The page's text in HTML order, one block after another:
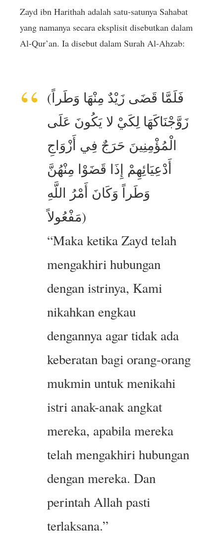
Zayd ibn Harithah adalah satu-satunya Sahabat
yang namanya secara eksplisit disebutkan dalam
Al-Qur’an. Ia disebut dalam Surah Al-Ahzab:
(فَلَمَّا قَضَى زَيْدٌ مِنْهَا وَطَراً
زَوَّجْنَاكَهَا لِكَيْ لا يَكُونَ عَلَى
الْمُؤْمِنِينَ حَرَجٌ فِي أَزْوَاجِ
أَدْعِيَائِهِمْ إِذَا قَضَوْا مِنْهُنَّ
وَطَراً وَكَانَ أَمْرُ اللَّهِ
مَفْعُولاً)
“Maka ketika Zayd telah
mengakhiri hubungan
dengan istrinya, Kami
nikahkan engkau
dengannya agar tidak ada
keberatan bagi orang-orang
mukmin untuk menikahi
istri anak-anak angkat
mereka, apabila mereka
telah mengakhiri hubungan
dengan mereka. Dan
perintah Allah pasti
terlaksana.”